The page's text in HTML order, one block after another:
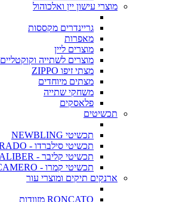
מוצרי עישון יין ואלכוהול
גריינדרים מקססות
מאפרות
מוצרים ליין
מוצרים לשתייה וקוקטליים
מצתי זיפו ZIPPO
מצתים מיוחדים
משחקי שתייה
פלאסקים
תכשיטים
תכשיטי NEWBLING
תכשיטי סילברדו - SILVERADO
תכשיטי קליבר - KALIBER
תכשיטי קמרו - CAMERO
ארנקים תיקים ומוצרי עור
RONCATO מזוודות